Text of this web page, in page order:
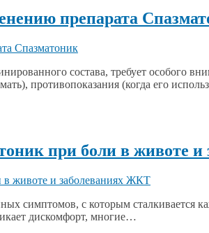
препарата
состава, требует особого
противопоказания (когда его
при боли в животе
симптомов, с которым сталкивается
дискомфорт, многие…